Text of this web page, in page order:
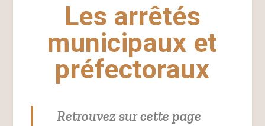
Les arrêtés
municipaux et
préfectoraux
Retrouvez sur cette page